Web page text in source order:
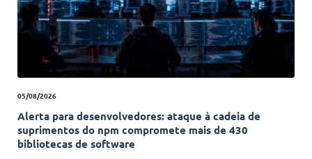
05/08/2026
Alerta para desenvolvedores: ataque à cadeia de
suprimentos do npm compromete mais de 430
bibliotecas de software